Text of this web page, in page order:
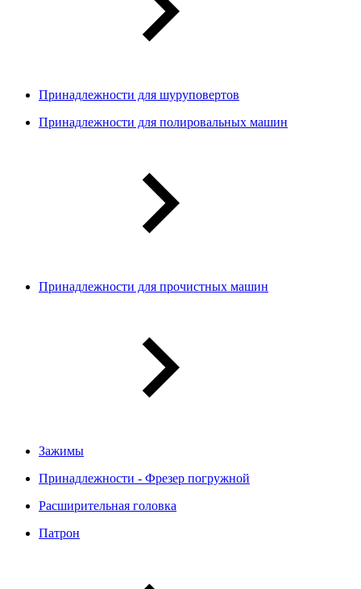
Принадлежности для шуруповертов
Принадлежности для полировальных машин
Принадлежности для прочистных машин
Зажимы
Принадлежности - Фрезер погружной
Расширительная головка
Патрон